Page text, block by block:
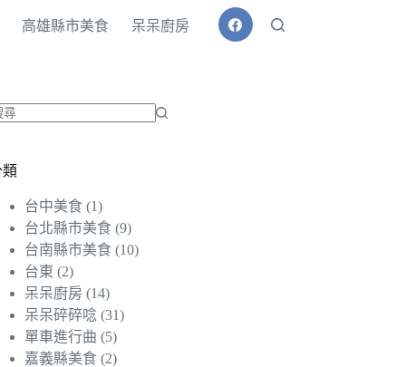
高雄縣市美食 呆呆廚房
台中美食 (1)
台北縣市美食 (9)
台南縣市美食 (10)
台東 (2)
呆呆廚房 (14)
呆呆碎碎唸 (31)
單車進行曲 (5)
嘉義縣美食 (2)